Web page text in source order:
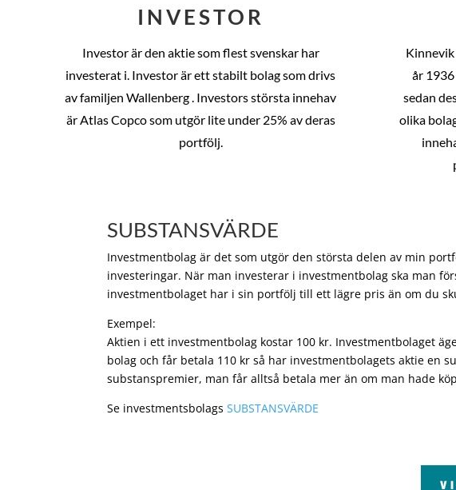
INVESTOR
Investor är den aktie som flest svenskar har
investerat i. Investor är ett stabilt bolag som drivs
av familjen Wallenberg . Investors största innehav
är Atlas Copco som utgör lite under 25% av deras
portfölj.
år
sedan
olika
SUBSTANSVÄRDE
Investmentbolag är det som utgör den största delen av min
investeringar. När man investerar i investmentbolag ska man
investmentbolaget har i sin portfölj till ett lägre pris än om du
Exempel:
Aktien i ett investmentbolag kostar 100 kr. Investmentbolaget
bolag och får betala 110 kr så har investmentbolagets aktie en
substanspremier, man får alltså betala mer än om man hade
Se investmentsbolagsSUBSTANSVÄRDE